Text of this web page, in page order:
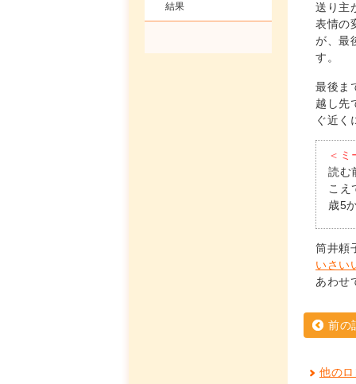
送り主
表情の
が、最
す。
最後ま
越し先
ぐ近く
＜ミ
読む
こえ
歳5
筒井頼
いさい
あわせ
前の
他の
結果